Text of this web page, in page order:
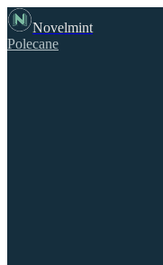
Novelmint
Polecane